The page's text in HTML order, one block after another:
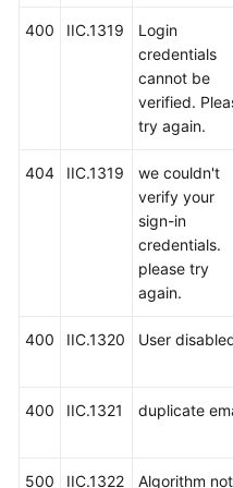
400 IIC.1319
Login
credentials
cannot be
verified.
try again.
404 IIC.1319
we couldn't
verify your
sign-in
credentials.
please try
again.
400 IIC.1320 User
400 IIC.1321 duplicate
500 IIC.1322 Algorithm not